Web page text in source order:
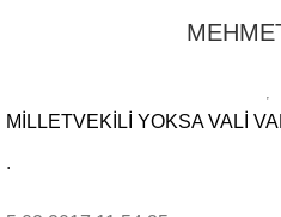
MİLLETVEKİLİ YOKSA VALİ
.